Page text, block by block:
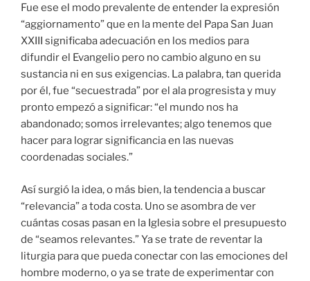
Fue ese el modo prevalente de entender la expresión
“aggiornamento” que en la mente del Papa San Juan
XXIII significaba adecuación en los medios para
difundir el Evangelio pero no cambio alguno en su
sustancia ni en sus exigencias. La palabra, tan querida
por él, fue “secuestrada” por el ala progresista y muy
pronto empezó a significar: “el mundo nos ha
abandonado; somos irrelevantes; algo tenemos que
hacer para lograr significancia en las nuevas
coordenadas sociales.”
Así surgió la idea, o más bien, la tendencia a buscar
“relevancia” a toda costa. Uno se asombra de ver
cuántas cosas pasan en la Iglesia sobre el presupuesto
de “seamos relevantes.” Ya se trate de reventar la
liturgia para que pueda conectar con las emociones del
hombre moderno, o ya se trate de experimentar con